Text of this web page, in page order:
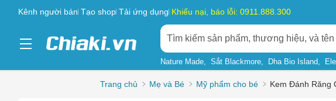
Kênh người bán Tạo shop Tải ứng dụng Khiếu nại, báo lỗi: 0911.888.300
Nature Made Sắt Blackmore Dha Bio Island
Trang chủ Mẹ và Bé Mỹ phẩm cho bé Kem Đánh Răng